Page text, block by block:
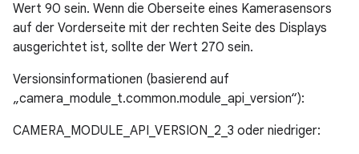
Wert 90 sein. Wenn die Oberseite eines Kamerasensors
auf der Vorderseite mit der rechten Seite des Displays
ausgerichtet ist, sollte der Wert 270 sein.
Versionsinformationen (basierend auf
„camera_module_t.common.module_api_version“):
CAMERA_MODULE_API_VERSION_2_3 oder niedriger: